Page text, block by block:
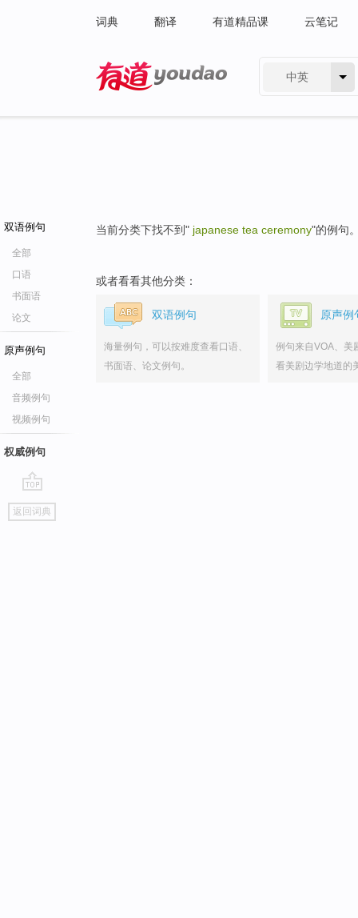
词典 翻译 有道精品课 云笔记
中英
双语例句
全部
口语
书面语
论文
原声例句
全部
音频例句
视频例句
权威例句
go
top
返回词典
当前分类下找不到" japanese tea ceremony"的例句
或者看看其他分类：
双语例句
海量例句，可以按难度查看口语、
书面语、论文例句。
原声例
例句来自VOA、美
看美剧边学地道的